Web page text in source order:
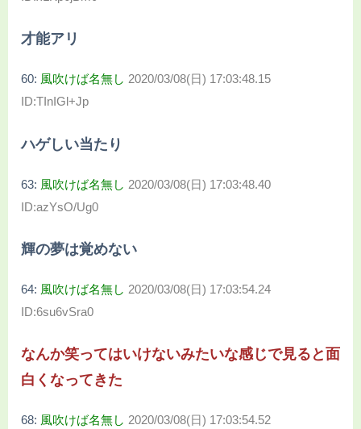
才能アリ
60: 風吹けば名無し 2020/03/08(日) 17:03:48.15
ID:TInIGl+Jp
ハゲしい当たり
63: 風吹けば名無し 2020/03/08(日) 17:03:48.40
ID:azYsO/Ug0
輝の夢は覚めない
64: 風吹けば名無し 2020/03/08(日) 17:03:54.24
ID:6su6vSra0
なんか笑ってはいけないみたいな感じで見ると面
白くなってきた
68: 風吹けば名無し 2020/03/08(日) 17:03:54.52